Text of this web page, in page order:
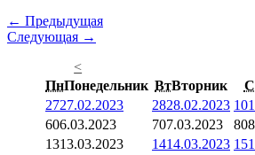
← Предыдущая
Следующая →
<
ПнПонедельник ВтВторник
2727.02.2023 2828.02.2023 1
606.03.2023 707.03.2023 8
1313.03.2023 1414.03.2023 15